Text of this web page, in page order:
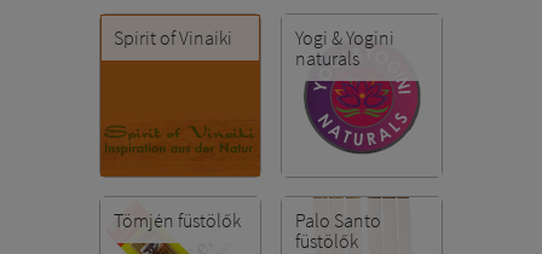
Spirit of Vinaiki
Yogi & Yogini
naturals
Tömjén füstölők
Palo Santo
füstölők